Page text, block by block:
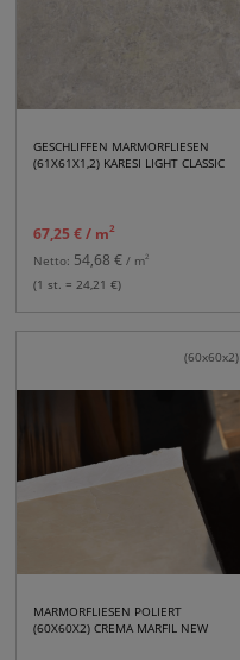
GESCHLIFFEN MARMORFLIESEN
(61X61X1,2) KARESI LIGHT CLASSIC
67,25 €/ m2
Netto: 54,68 € / m2
(1 st. = 24,21 €)
MARMORFLIESEN POLIERT
(60X60X2) CREMA MARFIL NEW
(60x60x2)